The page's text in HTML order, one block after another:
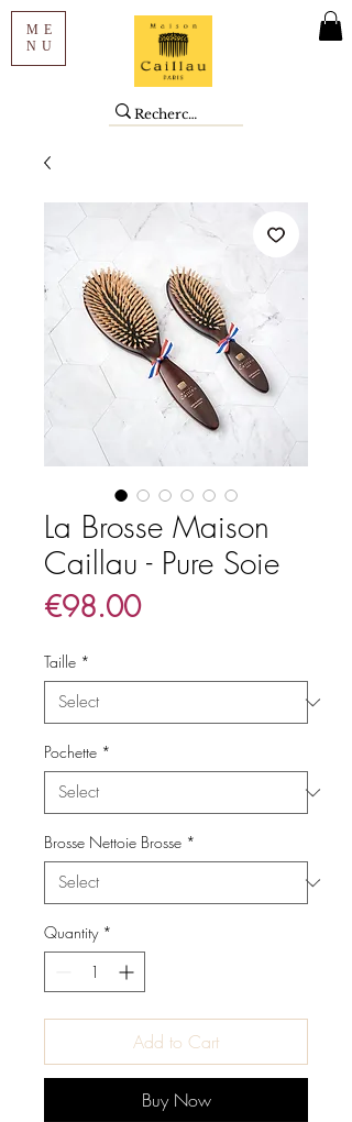
ME
NU
La Brosse Maison
Caillau - Pure Soie
€98.00Price
Taille *
Pochette *
Brosse Nettoie Brosse *
Quantity *
Add to Cart
Buy Now